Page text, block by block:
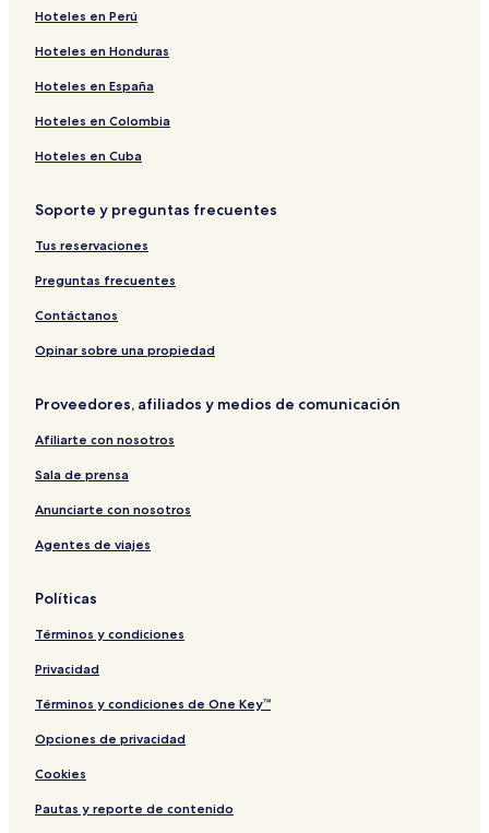
Hoteles en Perú
Hoteles en Honduras
Hoteles en España
Hoteles en Colombia
Hoteles en Cuba
Soporte y preguntas frecuentes
Tus reservaciones
Preguntas frecuentes
Contáctanos
Opinar sobre una propiedad
Proveedores, afiliados y medios de comunicación
Afiliarte con nosotros
Sala de prensa
Anunciarte con nosotros
Agentes de viajes
Políticas
Términos y condiciones
Privacidad
Términos y condiciones de One Key™
Opciones de privacidad
Cookies
Pautas y reporte de contenido